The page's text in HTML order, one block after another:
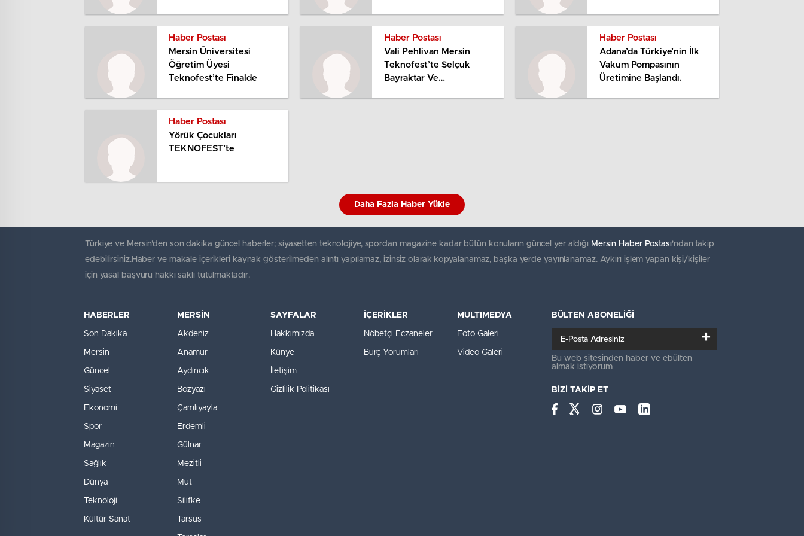
Haber Postası
Mersin Üniversitesi
Öğretim Üyesi
Teknofest’te Finalde
Haber Postası
Vali Pehlivan Mersin
Teknofest’te Selçuk
Bayraktar Ve
Haber Postası
Adana’da Türkiye’nin İlk
Vakum Pompasının
Üretimine Başlandı.
Haber Postası
Yörük Çocukları
TEKNOFEST’te
Daha Fazla Haber Yükle
Türkiye ve Mersin’den son dakika güncel haberler; siyasetten teknolojiye, spordan magazine kadar bütün konuların güncel yer aldığı Mersin Haber Postası'ndan takip
edebilirsiniz.Haber ve makale içerikleri kaynak gösterilmeden alıntı yapılamaz, izinsiz olarak kopyalanamaz, başka yerde yayınlanamaz. Aykırı işlem yapan kişi/kişiler
için yasal başvuru hakkı saklı tutulmaktadır.
HABERLER
Son Dakika
Mersin
Güncel
Siyaset
Ekonomi
Spor
Magazin
Sağlık
Dünya
Teknoloji
Kültür Sanat
MERSİN
Akdeniz
Anamur
Aydıncık
Bozyazı
Çamlıyayla
Erdemli
Gülnar
Mezitli
Mut
Silifke
Tarsus
SAYFALAR
Hakkımızda
Künye
İletişim
Gizlilik Politikası
İÇERİKLER
Nöbetçi Eczaneler
Burç Yorumları
MULTIMEDYA
Foto Galeri
Video Galeri
BÜLTEN ABONELİĞİ
+
Bu web sitesinden haber ve ebülten
almak istiyorum
BİZİ TAKİP ET